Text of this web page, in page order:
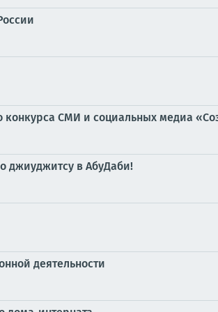
конкурса СМИ и социальных медиа
джиуджитсу в АбуДаби!
деятельности